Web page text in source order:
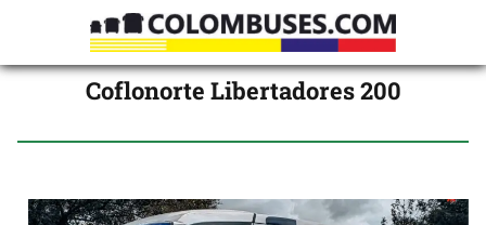
Coflonorte Libertadores 200